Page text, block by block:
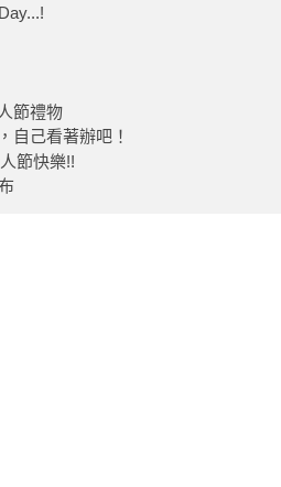
節禮物
自己看著辦吧！
節快樂!!